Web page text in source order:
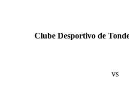
Clube Desportivo de
vs